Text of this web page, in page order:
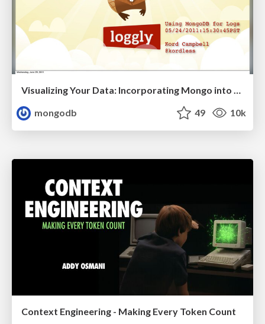
Visualizing Your Data: Incorporating Mongo into Loggly Infrastructure
mongodb
49 10k
Context Engineering - Making Every Token Count